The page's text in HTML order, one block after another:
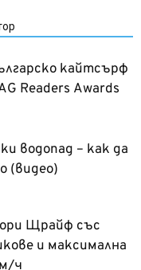
кайтсърф
Readers Awards
водопад – как да
(видео)
Щрайф със
и максимална
ч